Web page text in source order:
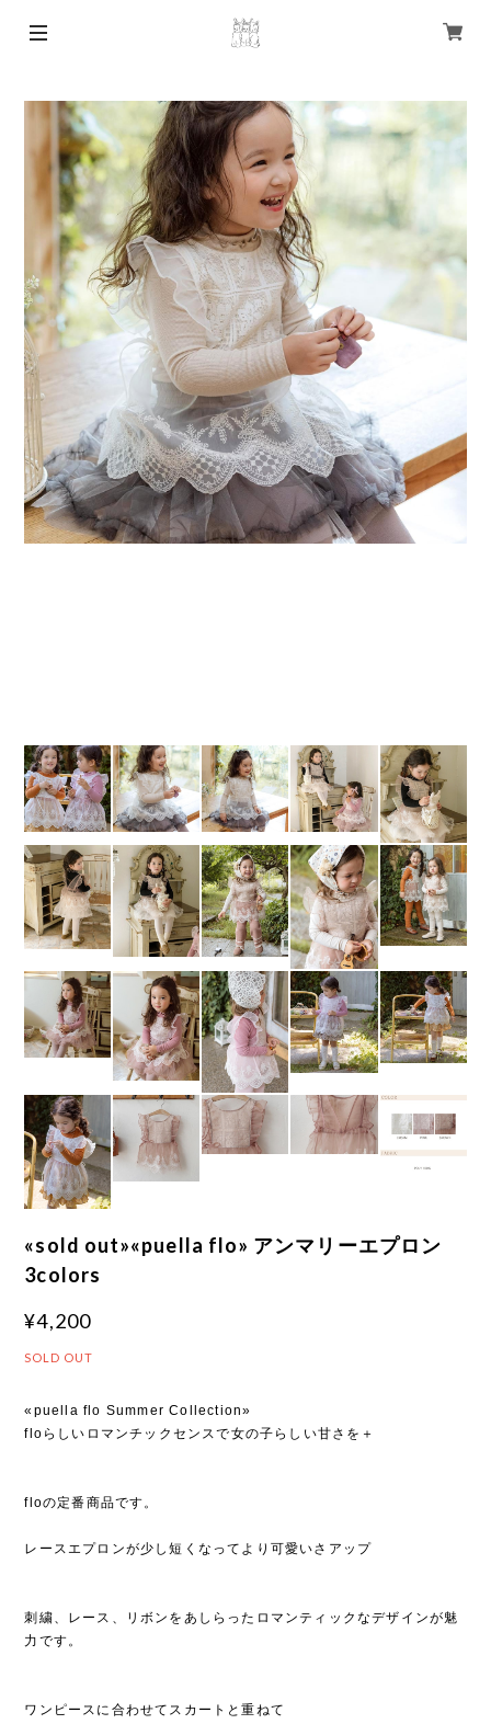
«sold out»«puella flo» アンマリーエプロン
3colors
¥4,200
SOLD OUT
«puella flo Summer Collection»
floらしいロマンチックセンスで女の子らしい甘さを＋
floの定番商品です。
レースエプロンが少し短くなってより可愛いさアップ
刺繍、レース、リボンをあしらったロマンティックなデザインが魅
力です。
ワンピースに合わせてスカートと重ねて